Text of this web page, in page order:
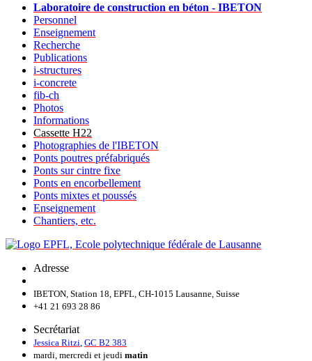
Laboratoire de construction en béton - IBETON
Personnel
Enseignement
Recherche
Publications
i-structures
i-concrete
fib-ch
Photos
Informations
Cassette H22
Photographies de l'IBETON
Ponts poutres préfabriqués
Ponts sur cintre fixe
Ponts en encorbellement
Ponts mixtes et poussés
Enseignement
Chantiers, etc.
Adresse
IBETON, Station 18, EPFL, CH-1015 Lausanne, Suisse
+41 21 693 28 86
Secrétariat
Jessica Ritzi GC B2 383
mardi, mercredi et jeudi matin